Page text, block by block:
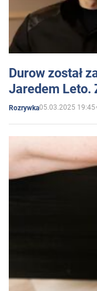
Durow został
Jaredem Leto.
Rozrywka05.03.2025 19:45